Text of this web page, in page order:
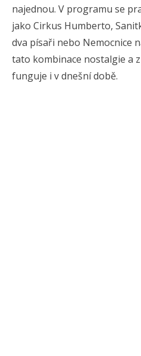
najednou. V programu se
jako Cirkus Humberto,
dva písaři nebo Nemocnice
tato kombinace nostalgie a
funguje i v dnešní době.